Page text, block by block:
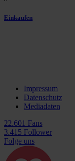
Einkaufen
Impressum
Datenschutz
Mediadaten
22.601 Fans
3.415 Follower
Folge uns